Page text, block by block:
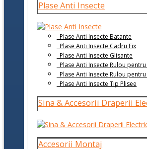
Plase Anti Insecte
Plase Anti Insecte Batante
Plase Anti Insecte Cadru Fix
Plase Anti Insecte Glisante
Plase Anti Insecte Rulou
Plase Anti Insecte Rulou pentru
Plase Anti Insecte Tip Plisee
Sina & Accesorii Draperii
Accesorii Montaj